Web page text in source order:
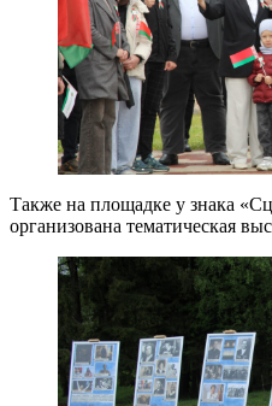
Также на площадке у знака
организована тематическая